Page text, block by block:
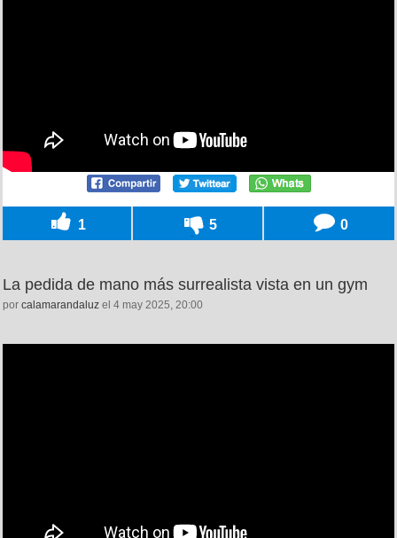
1 5 0
La pedida de mano más surrealista vista en un gym
por calamarandaluz el 4 may 2025, 20:00